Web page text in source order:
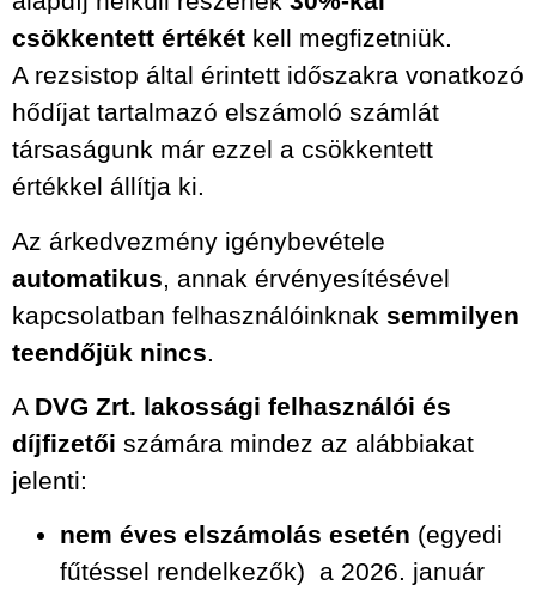
csökkentett értékét kell megfizetniük.
A rezsistop által érintett időszakra vonatkozó
hődíjat tartalmazó elszámoló számlát
társaságunk már ezzel a csökkentett
értékkel állítja ki.
Az árkedvezmény igénybevétele
automatikus , annak érvényesítésével
kapcsolatban felhasználóinknak semmilyen
teendőjük nincs
A DVG Zrt. lakossági felhasználói és
díjfizetői számára mindez az alábbiakat
jelenti:
nem éves elszámolás esetén (egyedi
fűtéssel rendelkezők) a 2026. január